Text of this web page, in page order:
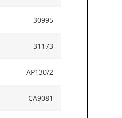
30995
31173
AP130/2
CA9081